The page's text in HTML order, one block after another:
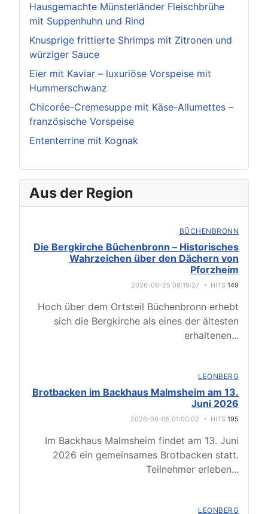
Hausgemachte Münsterländer Fleischbrühe
mit Suppenhuhn und Rind
Knusprige frittierte Shrimps mit Zitronen und
würziger Sauce
Eier mit Kaviar – luxuriöse Vorspeise mit
Hummerschwanz
Chicorée-Cremesuppe mit Käse-Allumettes –
französische Vorspeise
Ententerrine mit Kognak
Aus der Region
BÜCHENBRONN
Die Bergkirche Büchenbronn – Historisches
Wahrzeichen über den Dächern von
Pforzheim
2026-06-25 08:19:27 HITS 149
Hoch über dem Ortsteil Büchenbronn erhebt
sich die Bergkirche als eines der ältesten
erhaltenen...
LEONBERG
Brotbacken im Backhaus Malmsheim am 13.
Juni 2026
2026-06-05 01:00:02 HITS 195
Im Backhaus Malmsheim findet am 13. Juni
2026 ein gemeinsames Brotbacken statt.
Teilnehmer erleben...
LEONBERG